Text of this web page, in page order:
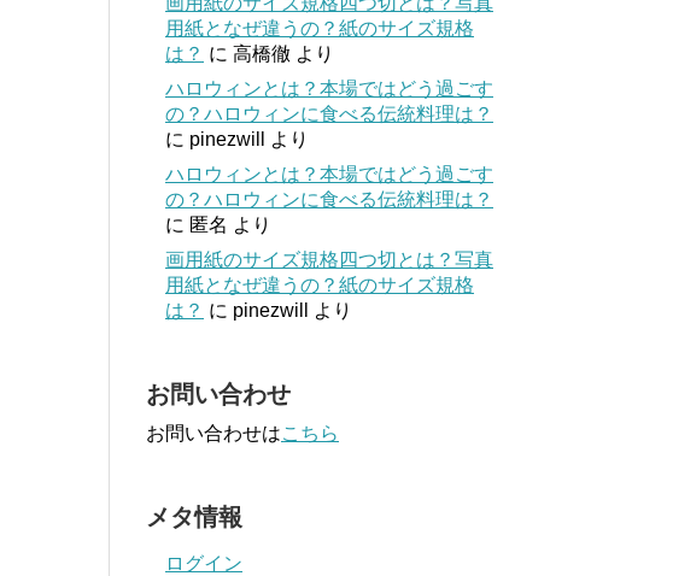
用紙となぜ違うの？紙のサイズ規格
は？ に 高橋徹 より
ハロウィンとは？本場ではどう過ごす
の？ハロウィンに食べる伝統料理は？
に pinezwill
より
ハロウィンとは？本場ではどう過ごす
の？ハロウィンに食べる伝統料理は？
に 匿名 より
画用紙のサイズ規格四つ切とは？写真
用紙となぜ違うの？紙のサイズ規格
は？ に pinezwill より
お問い合わせ
お問い合わせはこちら
メタ情報
ログイン